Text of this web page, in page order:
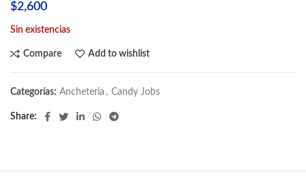
$2,600
Sin existencias
Compare Add to wishlist
Categorías: Ancheteria , Candy Jobs
Share